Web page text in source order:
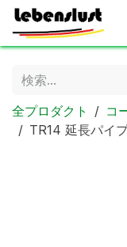
コンテンツへスキップ
全プロダクト
コ
TR14 延長パイ